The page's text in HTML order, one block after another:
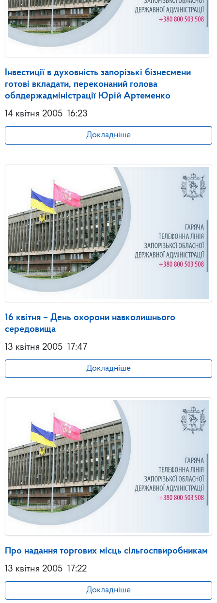
Інвестиції в духовність запорізькі бізнесмени
готові вкладати, переконаний голова
облдержадміністрації Юрій Артеменко
14 квітня 2005 16:23
Докладніше
16 квітня – День охорони навколишнього
середовища
13 квітня 2005 17:47
Докладніше
Про надання торгових місць сільгоспвиробникам
13 квітня 2005 17:22
Докладніше